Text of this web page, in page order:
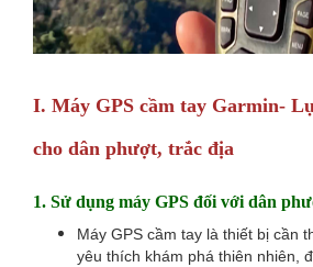
I. Máy GPS cầm tay Garmin-
cho dân phượt, trắc địa
1. Sử dụng máy GPS đối với dân
Máy GPS cầm tay là thiết bị cần
yêu thích khám phá thiên nhiên,